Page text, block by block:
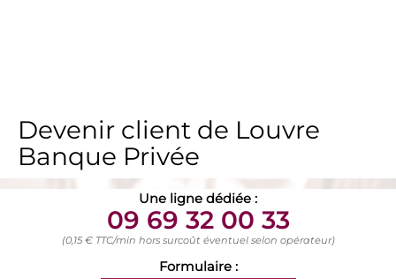
Devenir client de Louvre
Banque Privée
Une ligne dédiée :
09 69 32 00 33
(0,15 € TTC/min hors surcoût éventuel selon opérateur)
Formulaire :